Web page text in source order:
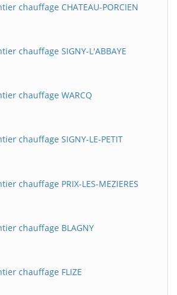
chauffage CHATEAU-PORCIEN
chauffage SIGNY-L'ABBAYE
chauffage WARCQ
chauffage SIGNY-LE-PETIT
chauffage PRIX-LES-MEZIERES
chauffage BLAGNY
chauffage FLIZE